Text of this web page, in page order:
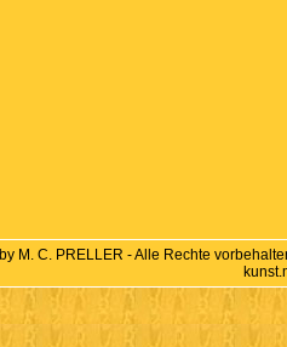
M. C. PRELLER - Alle Rechte